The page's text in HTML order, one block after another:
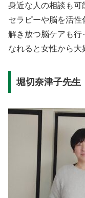
身近な人の相談も可
セラピーや脳を活
解き放つ脳ケアも行
なれると女性から大
堀切奈津子先生